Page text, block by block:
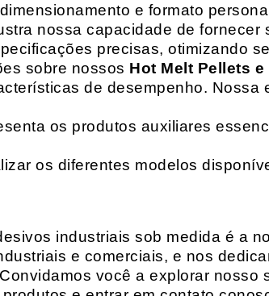
e formato
nossa capacidade de fornecer
precisas, otimizando
sobre nossos Hot Melt Pellets
de desempenho. Nossa
os produtos auxiliares
os diferentes modelos
industriais sob medida é a
e comerciais, e nos
você a explorar nosso